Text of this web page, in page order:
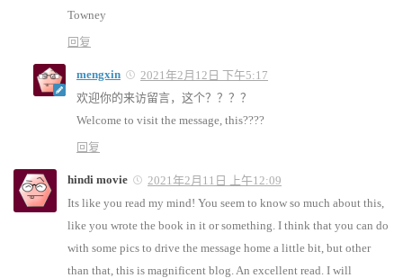
Towney
回复
mengxin
2021年2月12日 下午5:17
欢迎你的来访留言，这个？？？？
Welcome to visit the message, this????
回复
hindi movie
2021年2月11日 上午12:09
Its like you read my mind! You seem to know so much about this,
like you wrote the book in it or something. I think that you can do
with some pics to drive the message home a little bit, but other
than that, this is magnificent blog. An excellent read. I will